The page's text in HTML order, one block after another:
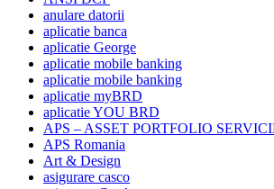
anulare datorii
aplicatie banca
aplicatie George
aplicatie mobile banking
aplicatie mobile banking
aplicatie myBRD
aplicatie YOU BRD
APS – ASSET PORTFOLIO
APS Romania
Art & Design
asigurare casco